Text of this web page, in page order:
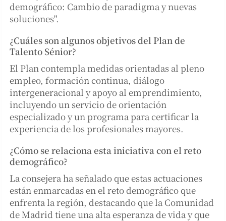
demográfico: Cambio de paradigma y nuevas
soluciones".
¿Cuáles son algunos objetivos del Plan de
Talento Sénior?
El Plan contempla medidas orientadas al pleno
empleo, formación continua, diálogo
intergeneracional y apoyo al emprendimiento,
incluyendo un servicio de orientación
especializado y un programa para certificar la
experiencia de los profesionales mayores.
¿Cómo se relaciona esta iniciativa con el reto
demográfico?
La consejera ha señalado que estas actuaciones
están enmarcadas en el reto demográfico que
enfrenta la región, destacando que la Comunidad
de Madrid tiene una alta esperanza de vida y que